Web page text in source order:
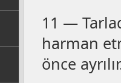
11 —
harman
önce